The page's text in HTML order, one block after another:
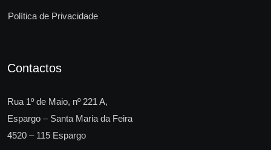
Política de Privacidade
Contactos
Rua 1º de Maio, nº 221 A,
Espargo – Santa Maria da Feira
4520 – 115 Espargo